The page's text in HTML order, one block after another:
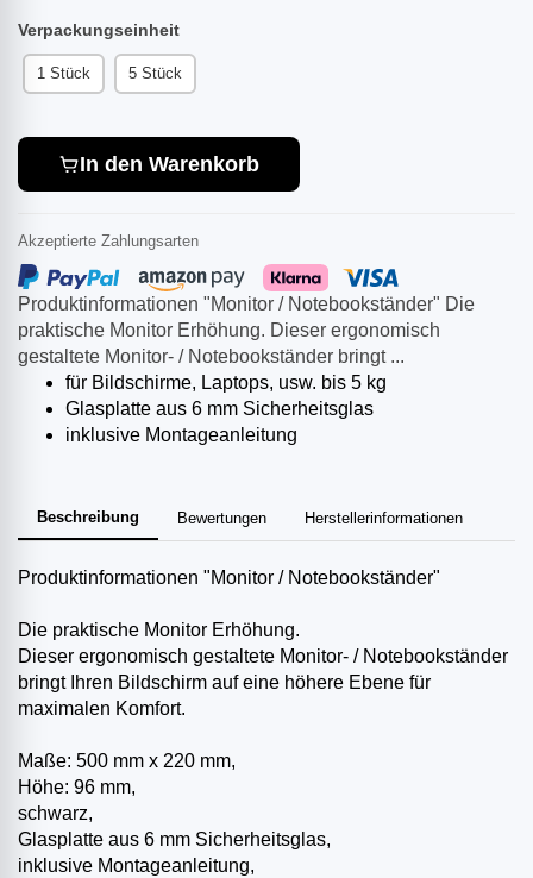
Produktinformationen "Monitor / Notebookständer" Die
praktische Monitor Erhöhung. Dieser ergonomisch
gestaltete Monitor- / Notebookständer bringt ...
für Bildschirme, Laptops, usw. bis 5 kg
Glasplatte aus 6 mm Sicherheitsglas
inklusive Montageanleitung
Beschreibung Bewertungen Herstellerinformationen
Produktinformationen "Monitor / Notebookständer"
Die praktische Monitor Erhöhung.
Dieser ergonomisch gestaltete Monitor- / Notebookständer
bringt Ihren Bildschirm auf eine höhere Ebene für
maximalen Komfort.
Maße: 500 mm x 220 mm,
Höhe: 96 mm,
schwarz,
Glasplatte aus 6 mm Sicherheitsglas,
inklusive Montageanleitung,
Verpackungseinheit
1 Stück 5 Stück
In den Warenkorb
Akzeptierte Zahlungsarten